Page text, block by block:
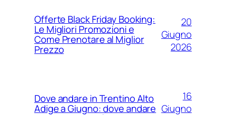
Offerte Black Friday Booking:
Le Migliori Promozioni e
Come Prenotare al Miglior
Prezzo
20
Giugno
2026
Dove andare in Trentino Alto
Adige a Giugno: dove andare
16
Giugno